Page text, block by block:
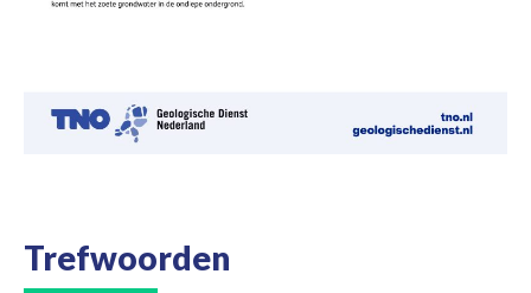
Trefwoorden